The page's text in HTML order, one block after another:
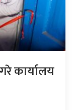
कार्यालय